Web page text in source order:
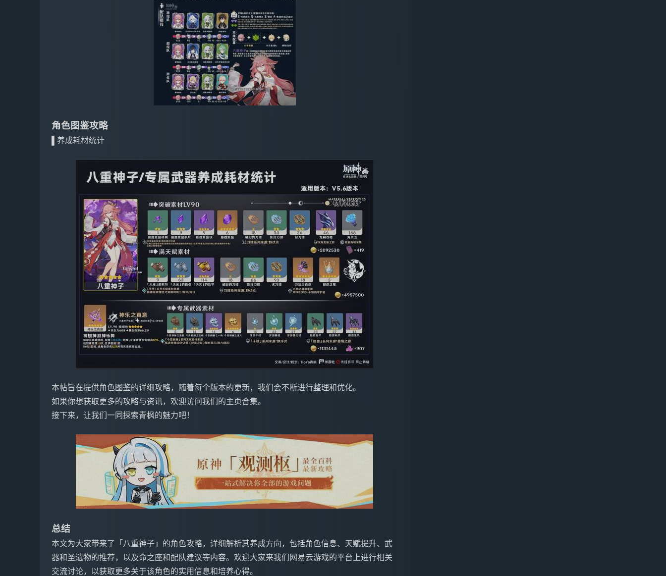
角色图鉴攻略
▌养成耗材统计
本帖旨在提供角色图鉴的详细攻略，随着每个版本的更新，我们会不断进行整理和优化。
如果你想获取更多的攻略与资讯，欢迎访问我们的主页合集。
接下来，让我们一同探索青枫的魅力吧！
总结
本文为大家带来了「八重神子」的角色攻略，详细解析其养成方向，包括角色信息、天赋提升、武
器和圣遗物的推荐，以及命之座和配队建议等内容。欢迎大家来我们网易云游戏的平台上进行相关
交流讨论，以获取更多关于该角色的实用信息和培养心得。